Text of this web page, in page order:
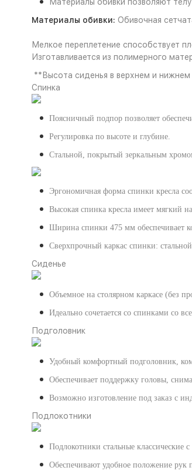
Материалы обивки: Обивочная
Мелкое переплетение способствует
Изготавливается из полимерного
**Высота сиденья в верхнем и
Спинка
Поясничный подпор позволяет
Регулировка по высоте и глубине.
Стальной, покрытый зеркальным
Эргономичная форма спинки кресла
Высокая спинка кресла имеет мягкий
Ширина спинки 475 мм обеспечивает
Сверхпрочный каркас спинки:
Сиденье
Объемное на столярном каркасе (без
Идеально сочетается со спинками со
Подголовник
Удобный комфортный подголовник,
Обеспечивает поддержку головы,
Возможно изготовление под заказ с
Подлокотники
Подлокотники стальные классические
Обеспечивают удобное положение рук